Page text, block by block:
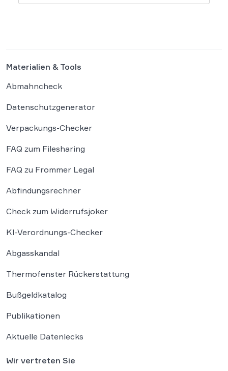
zwei Grundsatzverfahren, ob diese Praxis
Materialien & Tools
Abmahncheck
Datenschutzgenerator
Verpackungs-Checker
FAQ zum Filesharing
FAQ zu Frommer Legal
Abfindungsrechner
Check zum Widerrufsjoker
KI-Verordnungs-Checker
Abgasskandal
Thermofenster Rückerstattung
Bußgeldkatalog
Publikationen
Aktuelle Datenlecks
Wir vertreten Sie